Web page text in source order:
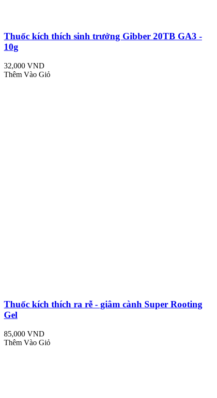
Thuốc kích thích sinh trưởng Gibber 20TB GA3 -
10g
32,000 VND
Thêm Vào Giỏ
Thuốc kích thích ra rễ - giâm cành Super Rooting
Gel
85,000 VND
Thêm Vào Giỏ